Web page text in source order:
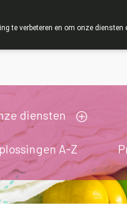
diensten
A-Z
te verbeteren en om onze